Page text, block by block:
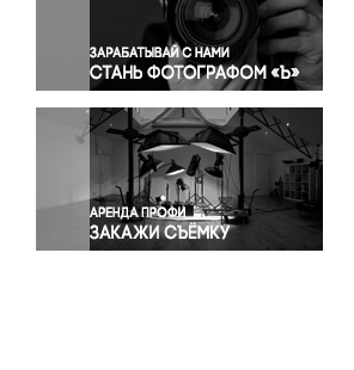
Правосудие
Происшествия и конфликты
Религия
Светская жизнь
Спорт
Экология
Экономика и бизнес